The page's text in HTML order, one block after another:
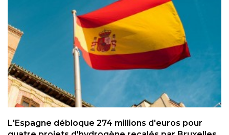
L'Espagne débloque 274 millions d'euros pour